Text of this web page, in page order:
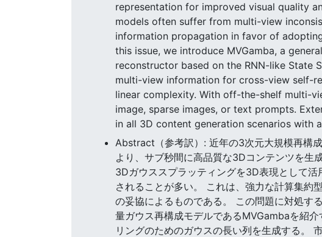
representation for improved visual quality
models often suffer from multi-view
information propagation in favor of
this issue, we introduce MVGamba, a
reconstructor based on the RNN-like State
multi-view information for cross-view self-
linear complexity. With off-the-shelf multi-
image, sparse images, or text prompts.
in all 3D content generation scenarios with
Abstract（参考訳）: 近年の3次元大規模再構
より、サブ秒間に高品質な3Dコンテンツを生
3Dガウススプラッティングを3D表現として
されることが多い。 これは、強力な計算集約
の妥協によるものである。 この問題に対処
量ガウス再構成モデルであるMVGambaを紹
リングのためのガウスの長い列を生成する。